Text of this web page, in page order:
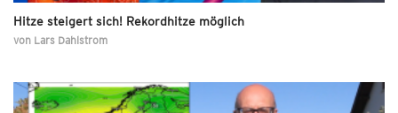
Hitze steigert sich! Rekordhitze möglich
von Lars Dahlstrom